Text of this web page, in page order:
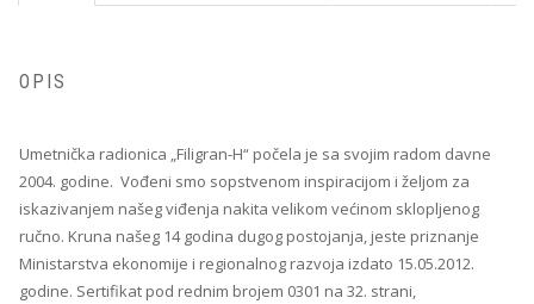
OPIS
Umetnička radionica „Filigran-H“ počela je sa svojim radom davne
2004. godine. Vođeni smo sopstvenom inspiracijom i željom za
iskazivanjem našeg viđenja nakita velikom većinom sklopljenog
ručno. Kruna našeg 14 godina dugog postojanja, jeste priznanje
Ministarstva ekonomije i regionalnog razvoja izdato 15.05.2012.
godine. Sertifikat pod rednim brojem 0301 na 32. strani,